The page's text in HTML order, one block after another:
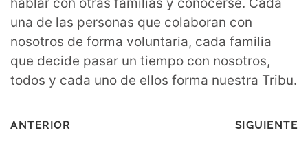
una de las personas que colaboran con
nosotros de forma voluntaria, cada familia
que decide pasar un tiempo con nosotros,
todos y cada uno de ellos forma nuestra Tribu.
ANTERIOR SIGUIENTE